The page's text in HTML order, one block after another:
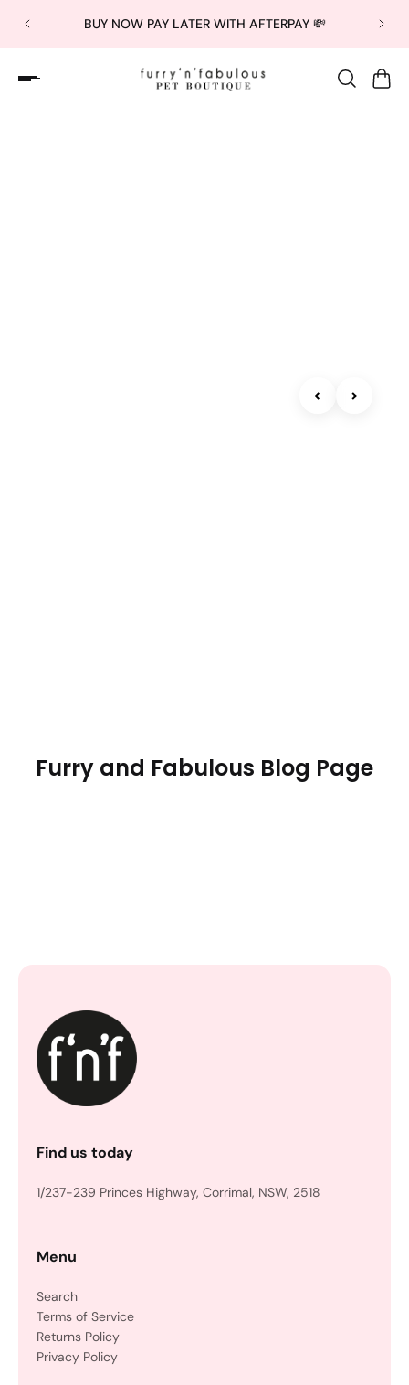
BUY NOW PAY LATER WITH AFTERPAY 💸
Furry and Fabulous Blog Page
Find us today
1/237-239 Princes Highway, Corrimal, NSW, 2518
Menu
Search
Terms of Service
Returns Policy
Privacy Policy